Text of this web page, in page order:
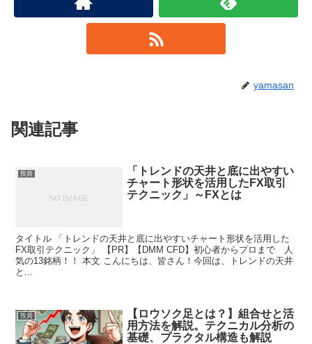
yamasan
関連記事
投資
「トレンドの天井と底に出やすい
チャート形状を活用したFX取引
テクニック」～FXとは
タイトル 「トレンドの天井と底に出やすいチャート形状を活用した
FX取引テクニック」 【PR】【DMM CFD】初心者からプロまで 人
気の13銘柄！！ 本文 こんにちは、皆さん！今回は、トレンドの天井
と...
投資
【ロウソク足とは？】組合せと活
用方法を解説。テクニカル分析の
基礎、プラクタル構造も解説